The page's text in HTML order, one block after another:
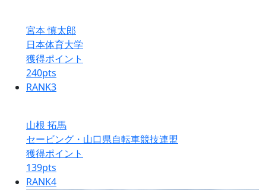
宮本 慎太郎
日本体育大学
獲得ポイント
240pts
RANK3
山根 拓馬
セービング・山口県自転車競技連盟
獲得ポイント
139pts
RANK4